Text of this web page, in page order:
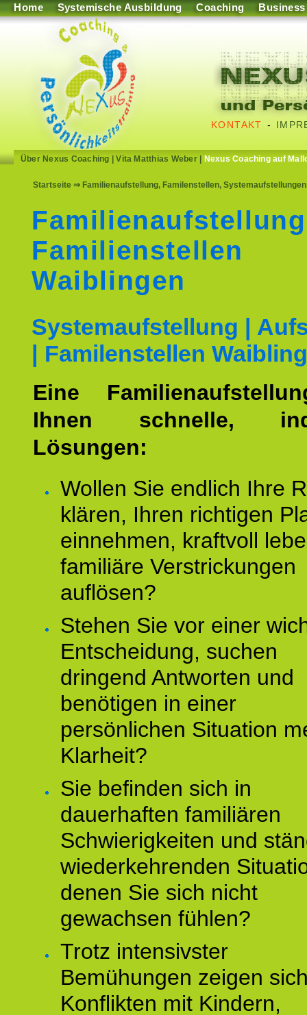
Home Systemische Ausbildung Coaching Business
KONTAKT -
Über Nexus Coaching |Vita Matthias Weber| Nexus Coaching auf
Startseite ⇒ Familienaufstellung, Familenstellen,
Familienstellen
Waiblingen
Systemaufstellung |
| Familenstellen
Eine
Ihnen schnelle,
Lösungen:
Wollen Sie endlich Ihre
klären, Ihren richtigen
einnehmen, kraftvoll
familiäre Verstrickungen
auflösen?
Stehen Sie vor einer
Entscheidung, suchen
dringend Antworten und
benötigen in einer
persönlichen Situation
Klarheit?
Sie befinden sich in
dauerhaften familiären
Schwierigkeiten und
wiederkehrenden
denen Sie sich nicht
gewachsen fühlen?
Trotz intensivster
Bemühungen zeigen
Konflikten mit Kindern,